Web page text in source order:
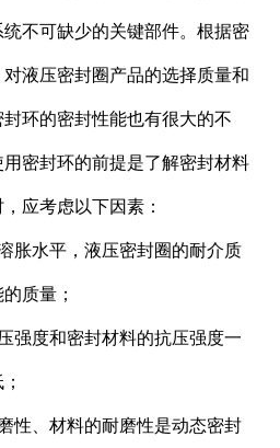
不可缺少的关键部件。根据密
液压密封圈产品的选择质量和
环的密封性能也有很大的不
密封环的前提是了解密封材料
应考虑以下因素：
胀水平，液压密封圈的耐介质
质量；
强度和密封材料的抗压强度一
性、材料的耐磨性是动态密封